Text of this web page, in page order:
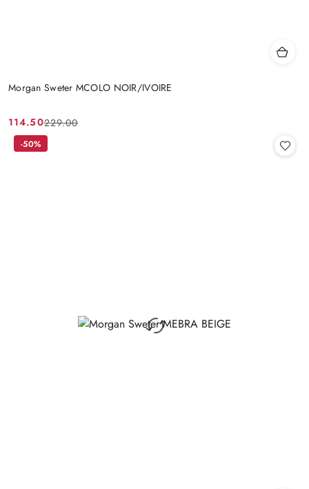
Morgan Sweter MCOLO NOIR/IVOIRE
Cena
promocyjna:
114.50
Cena
przed
229.00
-50%